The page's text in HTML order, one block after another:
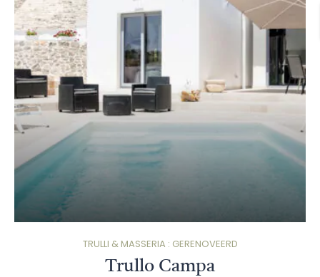
TRULLI & MASSERIA : GERENOVEERD
Trullo Campa